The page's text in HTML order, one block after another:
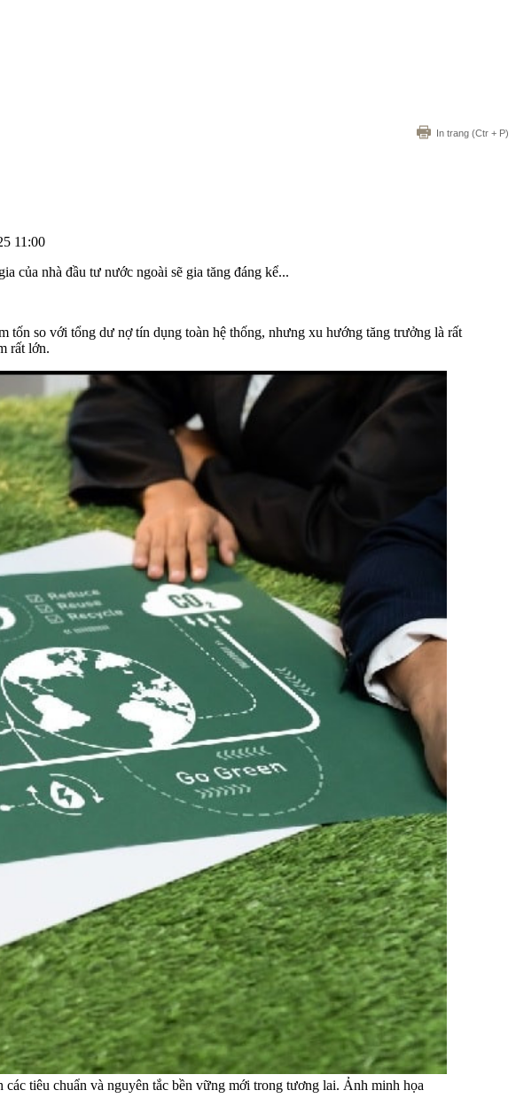
In trang (Ctr + P)
11:00
của nhà đầu tư nước ngoài sẽ gia tăng đáng kể...
so với tổng dư nợ tín dụng toàn hệ thống, nhưng xu hướng tăng trưởng là rất
rất lớn.
tiêu chuẩn và nguyên tắc bền vững mới trong tương lai. Ảnh minh họa